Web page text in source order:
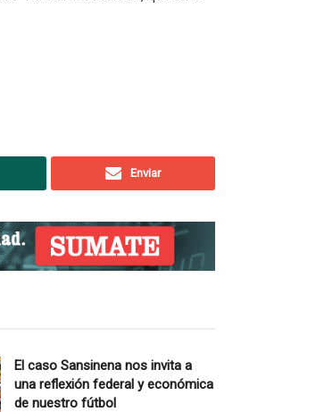
Enviar
El caso Sansinena nos invita a
una reflexión federal y económica
de nuestro fútbol